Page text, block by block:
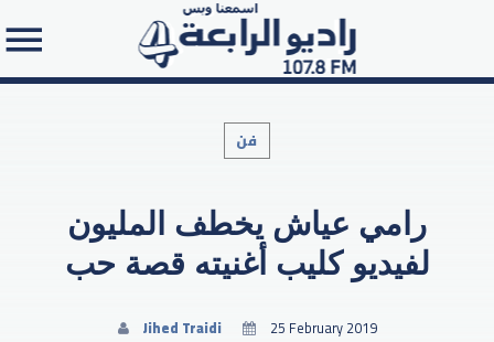
Search in the website:
فن
رامي عياش يخطف المليون
لفيديو كليب أغنيته قصة حب
Jihed Traidi 25 February 2019